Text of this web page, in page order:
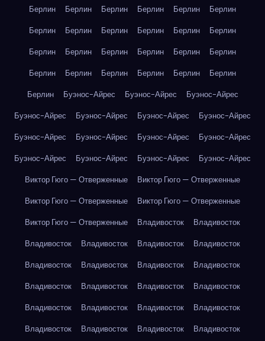
Берлин Берлин Берлин Берлин Берлин
Берлин
Берлин
Берлин Берлин Берлин Берлин
Берлин
Берлин
Берлин Берлин Берлин Берлин
Берлин
Берлин
Берлин Берлин Берлин Берлин
Берлин
Берлин
Буэнос-Айрес Буэнос-Айрес
Буэнос-Айрес
Буэнос-Айрес
Буэнос-Айрес Буэнос-Айрес
Буэнос-Айрес
Буэнос-Айрес
Буэнос-Айрес Буэнос-Айрес
Буэнос-Айрес
Буэнос-Айрес
Буэнос-Айрес Буэнос-Айрес
Буэнос-Айрес
Виктор Гюго — Отверженные
Виктор Гюго — Отверженные
Виктор Гюго — Отверженные
Виктор Гюго — Отверженные
Виктор Гюго — Отверженные
Владивосток
Владивосток
Владивосток
Владивосток Владивосток
Владивосток
Владивосток
Владивосток Владивосток
Владивосток
Владивосток
Владивосток Владивосток
Владивосток
Владивосток
Владивосток Владивосток
Владивосток
Владивосток
Владивосток Владивосток
Владивосток